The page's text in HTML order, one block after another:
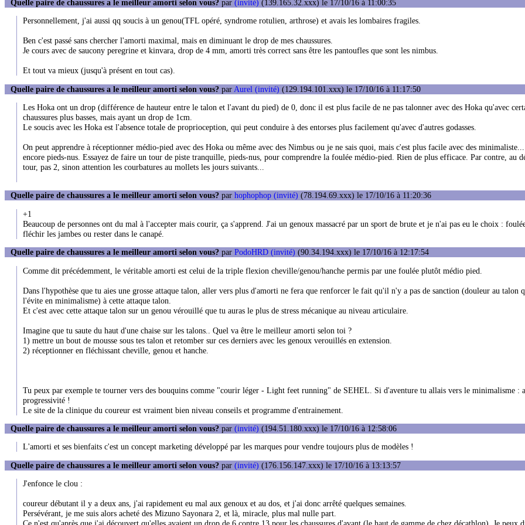
Quelle paire de chaussures a le meilleur amorti selon vous? par (invité) (139.165.32.xxx) le 17/10/16 à 11:00:35
Personnellement, j'ai aussi qq soucis à un genou(TFL opéré, syndrome rotulien, arthrose) et avais les lombaires fragiles.
Ben c'est passé sans chercher l'amorti maximal, mais en diminuant le drop de mes chaussures.
Je cours avec de saucony peregrine et kinvara, drop de 4 mm, amorti très correct sans être les pantoufles que sont les nimbus.
Et tout va mieux (jusqu'à présent en tout cas).
Quelle paire de chaussures a le meilleur amorti selon vous? par Aurel (invité) (129.194.101.xxx) le 17/10/16 à 11:17:50
Les Hoka ont un drop (différence de hauteur entre le talon et l'avant du pied) de 0, donc il est plus facile de ne pas talonner avec des Hoka qu'avec
chaussures plus basses, mais ayant un drop de 1cm.
Le soucis avec les Hoka est l'absence totale de proprioception, qui peut conduire à des entorses plus facilement qu'avec d'autres godasses.
On peut apprendre à réceptionner médio-pied avec des Hoka ou même avec des Nimbus ou je ne sais quoi, mais c'est plus facile avec des
encore pieds-nus. Essayez de faire un tour de piste tranquille, pieds-nus, pour comprendre la foulée médio-pied. Rien de plus efficace. Par contre, au
tour, pas 2, sinon attention les courbatures au mollets les jours suivants...
Quelle paire de chaussures a le meilleur amorti selon vous? par hophophop (invité) (78.194.69.xxx) le 17/10/16 à 11:20:36
+1
Beaucoup de personnes ont du mal à l'accepter mais courir, ça s'apprend. J'ai un genoux massacré par un sport de brute et je n'ai pas eu le choix :
fléchir les jambes ou rester dans le canapé.
Quelle paire de chaussures a le meilleur amorti selon vous? par PodoHRD (invité) (90.34.194.xxx) le 17/10/16 à 12:17:54
Comme dit précédemment, le véritable amorti est celui de la triple flexion cheville/genou/hanche permis par une foulée plutôt médio pied.
Dans l'hypothèse que tu aies une grosse attaque talon, aller vers plus d'amorti ne fera que renforcer le fait qu'il n'y a pas de sanction (douleur au talon
l'évite en minimalisme) à cette attaque talon.
Et c'est avec cette attaque talon sur un genou vérouillé que tu auras le plus de stress mécanique au niveau articulaire.
Imagine que tu saute du haut d'une chaise sur les talons.. Quel va être le meilleur amorti selon toi ?
1) mettre un bout de mousse sous tes talon et retomber sur ces derniers avec les genoux verouillés en extension.
2) réceptionner en fléchissant cheville, genou et hanche.
Tu peux par exemple te tourner vers des bouquins comme "courir léger - Light feet running" de SEHEL. Si d'aventure tu allais vers le minimalisme :
progressivité !
Le site de la clinique du coureur est vraiment bien niveau conseils et programme d'entrainement.
Quelle paire de chaussures a le meilleur amorti selon vous? par (invité) (194.51.180.xxx) le 17/10/16 à 12:58:06
L'amorti et ses bienfaits c'est un concept marketing développé par les marques pour vendre toujours plus de modèles !
Quelle paire de chaussures a le meilleur amorti selon vous? par (invité) (176.156.147.xxx) le 17/10/16 à 13:13:57
J'enfonce le clou :
coureur débutant il y a deux ans, j'ai rapidement eu mal aux genoux et au dos, et j'ai donc arrêté quelques semaines.
Persévérant, je me suis alors acheté des Mizuno Sayonara 2, et là, miracle, plus mal nulle part.